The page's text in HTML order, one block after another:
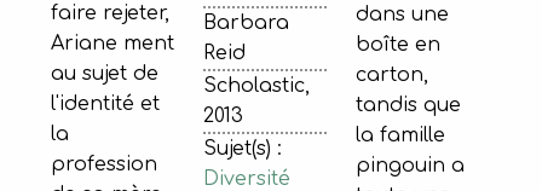
faire rejeter,
Ariane ment
au sujet de
l'identité et
la
profession
Barbara
Reid
Scholastic,
2013
Sujet(s) :
Diversité
dans une
boîte en
carton,
tandis que
la famille
pingouin a